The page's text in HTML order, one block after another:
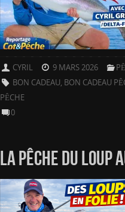
CYRIL 9 MARS 2026
BON CADEAU, BON CADEAU
PÊCHE
0
LA PÊCHE DU LOUP